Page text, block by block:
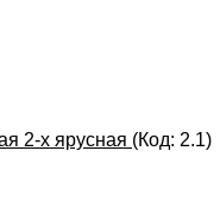
2-х ярусная (Код: 2.1)